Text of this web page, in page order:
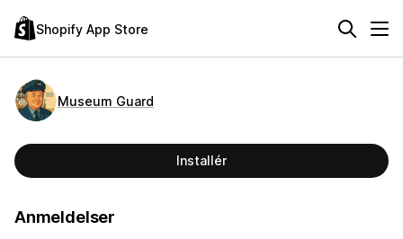
Shopify App Store
Museum Guard
Installér
Anmeldelser